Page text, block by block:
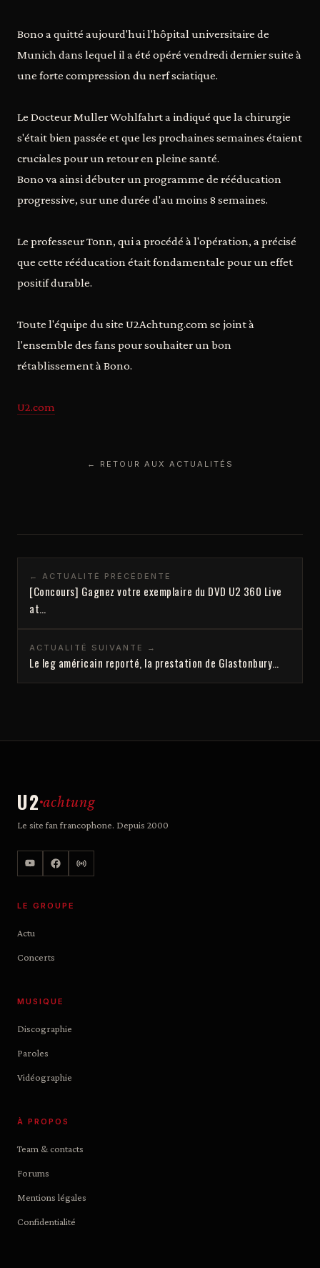
Bono a quitté aujourd'hui l'hôpital universitaire de
Munich dans lequel il a été opéré vendredi dernier suite à
une forte compression du nerf sciatique.
Le Docteur Muller Wohlfahrt a indiqué que la chirurgie
s'était bien passée et que les prochaines semaines étaient
cruciales pour un retour en pleine santé.
Bono va ainsi débuter un programme de rééducation
progressive, sur une durée d'au moins 8 semaines.
Le professeur Tonn, qui a procédé à l'opération, a précisé
que cette rééducation était fondamentale pour un effet
positif durable.
Toute l'équipe du site U2Achtung.com se joint à
l'ensemble des fans pour souhaiter un bon
rétablissement à Bono.
U2.com
← RETOUR AUX ACTUALITÉS
← ACTUALITÉ PRÉCÉDENTE
[Concours] Gagnez votre exemplaire du DVD U2 360 Live
at…
ACTUALITÉ SUIVANTE →
Le leg américain reporté, la prestation de Glastonbury…
U2 achtung
Le site fan francophone. Depuis 2000
LE GROUPE
Actu
Concerts
MUSIQUE
Discographie
Paroles
Vidéographie
À PROPOS
Team & contacts
Forums
Mentions légales
Confidentialité